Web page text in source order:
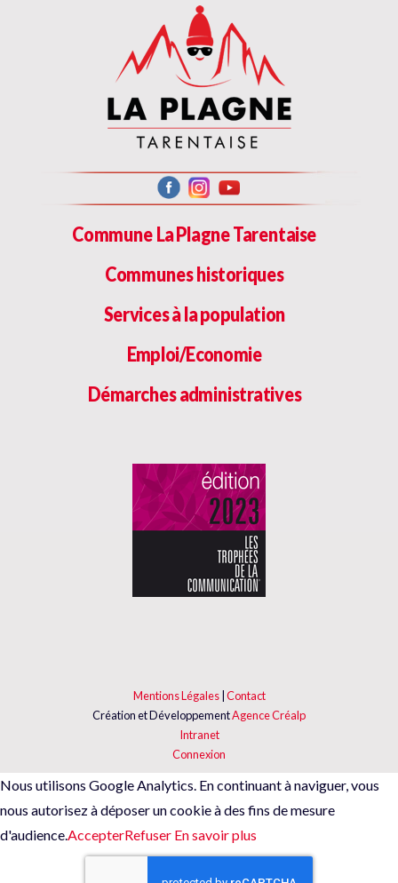
Commune La Plagne Tarentaise
Communes historiques
Services à la population
Emploi/Economie
Démarches administratives
Mentions Légales| Contact
Création et DéveloppementAgence Créalp
Intranet
Connexion
Nous utilisons Google Analytics. En continuant à naviguer, vous
nous autorisez à déposer un cookie à des fins de mesure
d'audience. AccepterRefuser En savoir plus